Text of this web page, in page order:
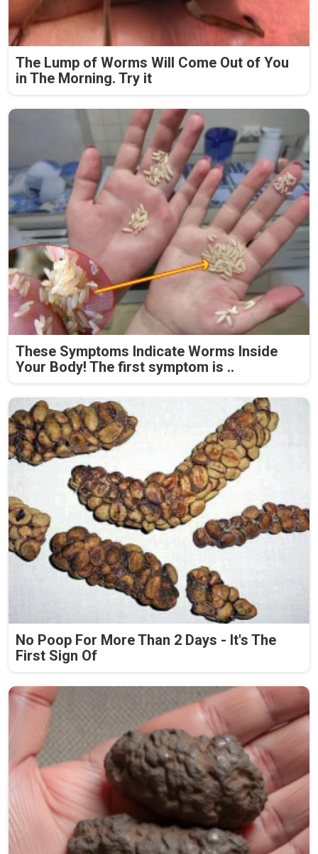
The Lump of Worms Will Come Out of You
in The Morning. Try it
These Symptoms Indicate Worms Inside
Your Body! The first symptom is ..
No Poop For More Than 2 Days - It's The
First Sign Of